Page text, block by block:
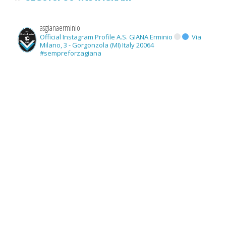
asgianaerminio
Official Instagram Profile A.S. GIANA Erminio
Via
Milano, 3 - Gorgonzola (MI) Italy 20064
#sempreforzagiana